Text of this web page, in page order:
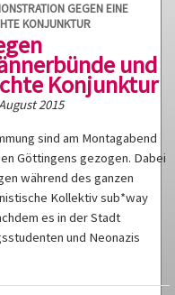
GEGEN EINE
KONJUNKTUR
und
Konjunktur
2015
sind am Montagabend
Göttingens gezogen. Dabei
während des ganzen
Kollektiv sub*way
es in der Stadt
und Neonazis